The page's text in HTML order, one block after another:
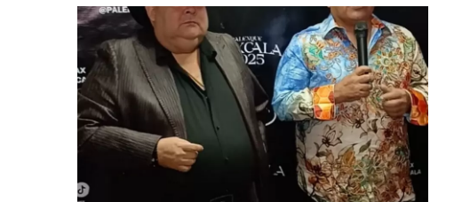
la
rehabilitación
del
Parque
de
la
Juventud
en
Tlaxcala